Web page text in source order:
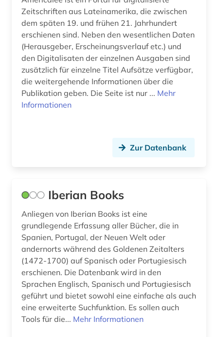
filmoteca de la unam in mexico city (1)
filmwissenschaft (1)
finanzpolitik (1)
firma (1)
flucht (1)
französisch (1)
galloromanistik (1)
garcía márquez (1)
gerichtsbarkeit (1)
geschichte (12)
geschichte &lt;1492-1895&gt; (1)
geschichte 1500-1900 (1)
Zeitschriften aus Lateinamerika, die zwischen
dem späten 19. und frühen 21. Jahrhundert
erschienen sind. Neben den wesentlichen Daten
(Herausgeber, Erscheinungsverlauf etc.) und
den Digitalisaten der einzelnen Ausgaben sind
zusätzlich für einzelne Titel Aufsätze verfügbar,
die weitergehende Informationen über die
Publikation geben. Die Seite ist nur ... Mehr
Informationen
Zur Datenbank
Iberian Books
Anliegen von Iberian Books ist eine
grundlegende Erfassung aller Bücher, die in
Spanien, Portugal, der Neuen Welt oder
andernorts während des Goldenen Zeitalters
(1472-1700) auf Spanisch oder Portugiesisch
erschienen. Die Datenbank wird in den
Sprachen Englisch, Spanisch und Portugiesisch
geführt und bietet sowohl eine einfache als auch
eine erweiterte Suchfunktion. Es sollen auch
Tools für die... Mehr Informationen